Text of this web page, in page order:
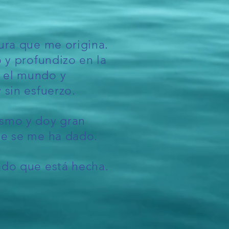
que me origina.
y profundizo en la
mundo y
esfuerzo.
y doy gran
se me ha dado.
que está hecha.